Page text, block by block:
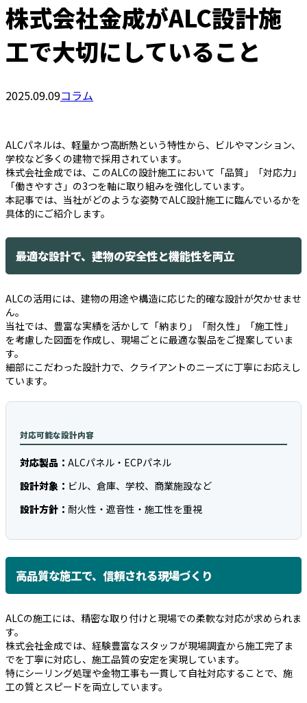
株式会社金成がALC設計施
工で大切にしていること
2025.09.09コラム
ALCパネルは、軽量かつ高断熱という特性から、ビルやマンション、
学校など多くの建物で採用されています。
株式会社金成では、このALCの設計施工において「品質」「対応力」
「働きやすさ」の3つを軸に取り組みを強化しています。
本記事では、当社がどのような姿勢でALC設計施工に臨んでいるかを
具体的にご紹介します。
最適な設計で、建物の安全性と機能性を両立
ALCの活用には、建物の用途や構造に応じた的確な設計が欠かせませ
ん。
当社では、豊富な実績を活かして「納まり」「耐久性」「施工性」
を考慮した図面を作成し、現場ごとに最適な製品をご提案していま
す。
細部にこだわった設計力で、クライアントのニーズに丁寧にお応えし
ています。
対応可能な設計内容
対応製品： ALCパネル・ECPパネル
設計対象： ビル、倉庫、学校、商業施設など
設計方針： 耐火性・遮音性・施工性を重視
高品質な施工で、信頼される現場づくり
ALCの施工には、精密な取り付けと現場での柔軟な対応が求められま
す。
株式会社金成では、経験豊富なスタッフが現場調査から施工完了ま
でを丁寧に対応し、施工品質の安定を実現しています。
特にシーリング処理や金物工事も一貫して自社対応することで、施
工の質とスピードを両立しています。